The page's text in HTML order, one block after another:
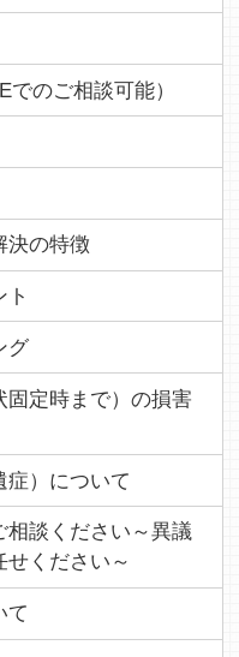
のご相談可能）
決の特徴
ト
グ
固定時まで）の損害
症）について
相談ください～異議
せください～
て